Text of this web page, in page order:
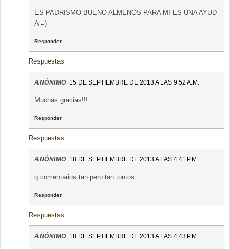
ES PADRISMO BUENO ALMENOS PARA MI ES UNA AYUD
A =)
Responder
Respuestas
ANÓNIMO 15 DE SEPTIEMBRE DE 2013 A LAS 9:52 A.M.
Muchas gracias!!!
Responder
Respuestas
ANÓNIMO 18 DE SEPTIEMBRE DE 2013 A LAS 4:41 P.M.
q comentarios tan pero tan tontos
Responder
Respuestas
ANÓNIMO 18 DE SEPTIEMBRE DE 2013 A LAS 4:43 P.M.